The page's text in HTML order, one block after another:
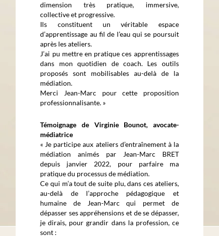
dimension très pratique, immersive,
collective et progressive.
Ils constituent un véritable espace
d’apprentissage au fil de l’eau qui se poursuit
après les ateliers.
J’ai pu mettre en pratique ces apprentissages
dans mon quotidien de coach. Les outils
proposés sont mobilisables au-delà de la
médiation.
Merci Jean-Marc pour cette proposition
professionnalisante. »
Témoignage de Virginie Bounot, avocate-
médiatrice
« Je participe aux ateliers d’entraînement à la
médiation animés par Jean-Marc BRET
depuis janvier 2022, pour parfaire ma
pratique du processus de médiation.
Ce qui m’a tout de suite plu, dans ces ateliers,
au-delà de l’approche pédagogique et
humaine de Jean-Marc qui permet de
dépasser ses appréhensions et de se dépasser,
je dirais, pour grandir dans la profession, ce
sont :